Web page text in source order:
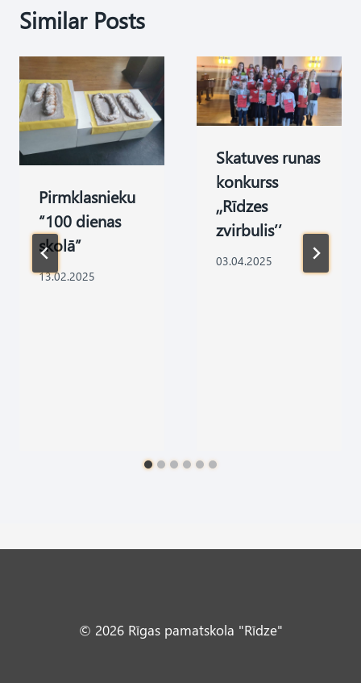
Similar Posts
Pirmklasnieku
“100 dienas
skolā”
13.02.2025
Skatuves runas
konkurss
,,Rīdzes
zvirbulis’’
03.04.2025
© 2026 Rīgas pamatskola "Rīdze"